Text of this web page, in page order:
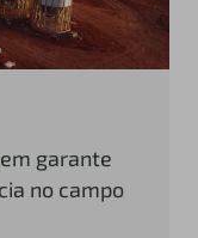
garante
no campo